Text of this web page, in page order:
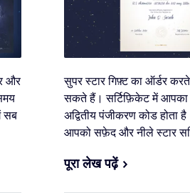
और
सब
सुपर स्टार गिफ़्ट का ऑर्डर
सकते हैं। सर्टिफ़िकेट में आपका
अद्वितीय पंजीकरण कोड होता
आपको सफ़ेद और नीले स्टार
पूरा लेख पढ़ें